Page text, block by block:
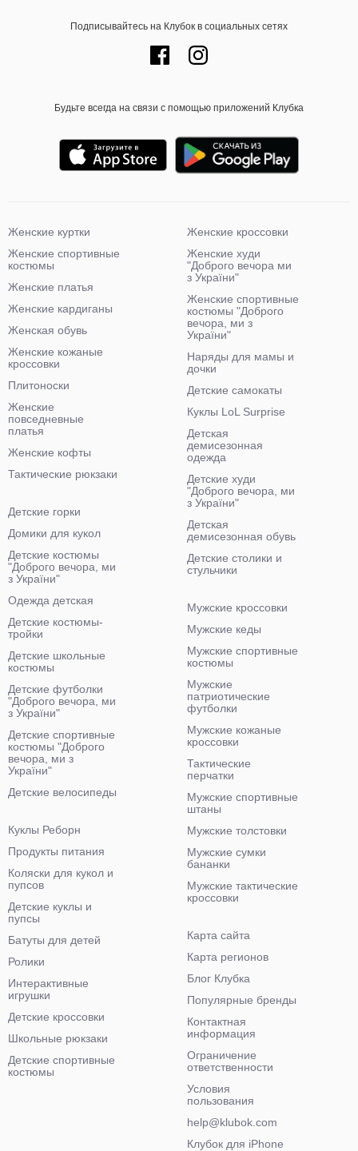
Подписывайтесь на Клубок в социальных сетях
Будьте всегда на связи с помощью приложений Клубка
Женские куртки
Женские спортивные
костюмы
Женские платья
Женские кардиганы
Женская обувь
Женские кожаные
кроссовки
Плитоноски
Женские
повседневные
платья
Женские кофты
Тактические рюкзаки
Женские кроссовки
Женские худи
"Доброго вечора ми
з України"
Женские спортивные
костюмы "Доброго
вечора, ми з
України"
Наряды для мамы и
дочки
Детские самокаты
Куклы LoL Surprise
Детская
демисезонная
одежда
Детские худи
"Доброго вечора, ми
з України"
Детская
демисезонная обувь
Детские столики и
стульчики
Детские горки
Домики для кукол
Детские костюмы
"Доброго вечора, ми
з України"
Одежда детская
Детские костюмы-
тройки
Детские школьные
костюмы
Детские футболки
"Доброго вечора, ми
з України"
Детские спортивные
костюмы "Доброго
вечора, ми з
України"
Детские велосипеды
Мужские кроссовки
Мужские кеды
Мужские спортивные
костюмы
Мужские
патриотические
футболки
Мужские кожаные
кроссовки
Тактические
перчатки
Мужские спортивные
штаны
Мужские толстовки
Мужские сумки
бананки
Мужские тактические
кроссовки
Куклы Реборн
Продукты питания
Коляски для кукол и
пупсов
Детские куклы и
пупсы
Батуты для детей
Ролики
Интерактивные
игрушки
Детские кроссовки
Школьные рюкзаки
Детские спортивные
костюмы
Карта сайта
Карта регионов
Блог Клубка
Популярные бренды
Контактная
информация
Ограничение
ответственности
Условия
пользования
help@klubok.com
Клубок для iPhone